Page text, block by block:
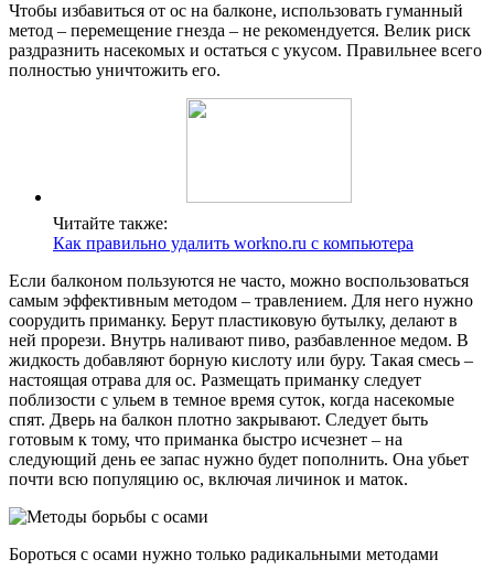
Чтобы избавиться от ос на балконе, использовать гуманный
метод – перемещение гнезда – не рекомендуется. Велик риск
раздразнить насекомых и остаться с укусом. Правильнее всего
полностью уничтожить его.
Читайте также:
Как правильно удалить workno.ru с компьютера
Если балконом пользуются не часто, можно воспользоваться
самым эффективным методом – травлением. Для него нужно
соорудить приманку. Берут пластиковую бутылку, делают в
ней прорези. Внутрь наливают пиво, разбавленное медом. В
жидкость добавляют борную кислоту или буру. Такая смесь –
настоящая отрава для ос. Размещать приманку следует
поблизости с ульем в темное время суток, когда насекомые
спят. Дверь на балкон плотно закрывают. Следует быть
готовым к тому, что приманка быстро исчезнет – на
следующий день ее запас нужно будет пополнить. Она убьет
почти всю популяцию ос, включая личинок и маток.
Бороться с осами нужно только радикальными методами